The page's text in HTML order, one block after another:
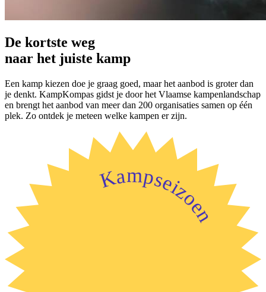
De kortste weg
naar het juiste kamp
Een kamp kiezen doe je graag goed, maar het aanbod is groter dan
je denkt. KampKompas gidst je door het Vlaamse kampenlandschap
en brengt het aanbod van meer dan 200 organisaties samen op één
plek. Zo ontdek je meteen welke kampen er zijn.
Kampseizoen